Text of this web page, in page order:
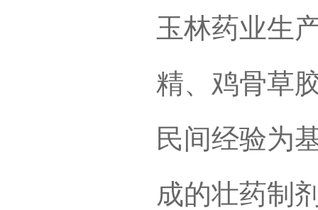
玉林药业生
精、鸡骨草
民间经验为
成的壮药制